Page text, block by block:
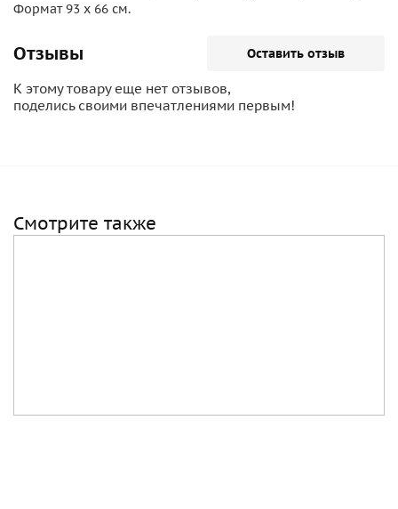
Формат 93 х 66 см.
Отзывы Оставить отзыв
К этому товару еще нет отзывов,
поделись своими впечатлениями первым!
Смотрите также